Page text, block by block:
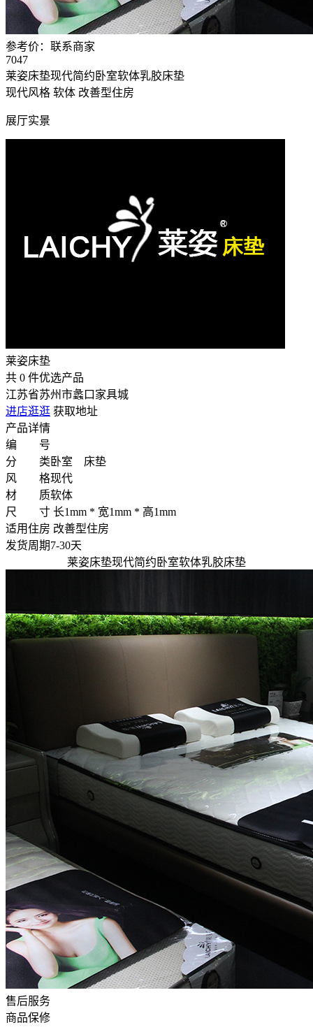
参考价： 联系商家
7047
莱姿床垫现代简约卧室软体乳胶床垫
现代风格 软体 改善型住房
展厅实景
莱姿床垫
共 0 件优选产品
江苏省苏州市蠡口家具城
进店逛逛 获取地址
产品详情
编 号
分 类卧室 床垫
风 格现代
材 质软体
尺 寸 长1mm * 宽1mm * 高1mm
适用住房 改善型住房
发货周期7-30天
莱姿床垫现代简约卧室软体乳胶床垫
售后服务
商品保修